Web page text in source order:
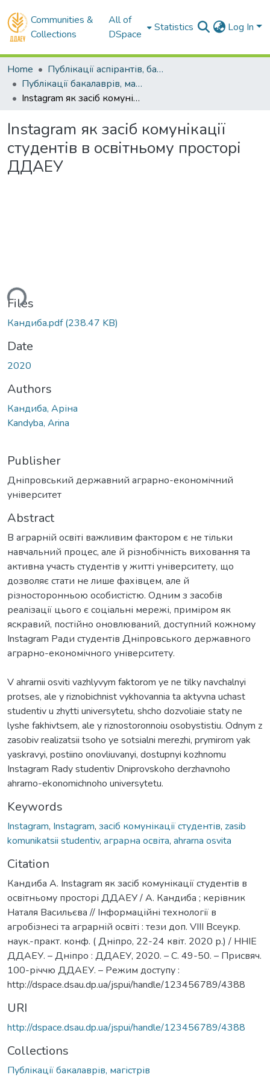
Communities &
Collections
All of
DSpace
Statistics Log In
Home
Публікації аспірантів, бакалаврів, магістрів
Публікації бакалаврів, магістрів
Instagram як засіб комунікації студентів в освітньому просторі ДДАЕУ
Instagram як засіб комунікації
студентів в освітньому просторі
ДДАЕУ
Files
Кандиба.pdf(238.47 KB)
Date
2020
Authors
Кандиба, Аріна
Kandyba, Arina
Publisher
Дніпровський державний аграрно-економічний
університет
Abstract
В аграрній освіті важливим фактором є не тільки
навчальний процес, але й різнобічність виховання та
активна участь студентів у житті університету, що
дозволяє стати не лише фахівцем, але й
різносторонньою особистістю. Одним з засобів
реалізації цього є соціальні мережі, приміром як
яскравий, постійно оновлюваний, доступний кожному
Instagram Ради студентів Дніпровського державного
аграрно-економічного університету.
V ahrarnii osviti vazhlyvym faktorom ye ne tilky navchalnyi
protses, ale y riznobichnist vykhovannia ta aktyvna uchast
studentiv u zhytti universytetu, shcho dozvoliaie staty ne
lyshe fakhivtsem, ale y riznostoronnoiu osobystistiu. Odnym z
zasobiv realizatsii tsoho ye sotsialni merezhi, prymirom yak
yaskravyi, postiino onovliuvanyi, dostupnyi kozhnomu
Instagram Rady studentiv Dniprovskoho derzhavnoho
ahrarno-ekonomichnoho universytetu.
Keywords
Instagram, Instagram, засіб комунікації студентів, zasib
komunikatsii studentiv, аграрна освіта, ahrarna osvita
Citation
Кандиба А. Instagram як засіб комунікації студентів в
освітньому просторі ДДАЕУ / А. Кандиба ; керівник
Наталя Васильєва // Інформаційні технології в
агробізнесі та аграрній освіті : тези доп. VІІI Всеукр.
наук.-практ. конф. ( Дніпро, 22-24 квіт. 2020 р.) / ННІЕ
ДДАЕУ. – Дніпро : ДДАЕУ, 2020. – С. 49-50. – Присвяч.
100-річчю ДДАЕУ. – Режим доступу :
http://dspace.dsau.dp.ua/jspui/handle/123456789/4388
URI
http://dspace.dsau.dp.ua/jspui/handle/123456789/4388
Collections
Публікації бакалаврів, магістрів